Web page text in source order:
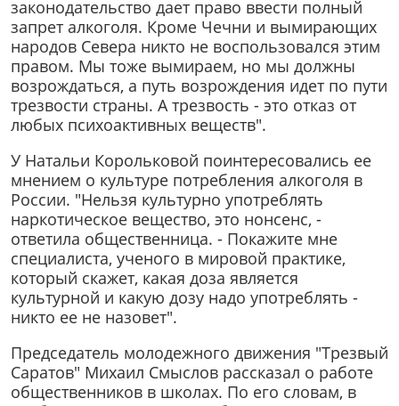
законодательство дает право ввести полный
запрет алкоголя. Кроме Чечни и вымирающих
народов Севера никто не воспользовался этим
правом. Мы тоже вымираем, но мы должны
возрождаться, а путь возрождения идет по пути
трезвости страны. А трезвость - это отказ от
любых психоактивных веществ".
У Натальи Корольковой поинтересовались ее
мнением о культуре потребления алкоголя в
России. "Нельзя культурно употреблять
наркотическое вещество, это нонсенс, -
ответила общественница. - Покажите мне
специалиста, ученого в мировой практике,
который скажет, какая доза является
культурной и какую дозу надо употреблять -
никто ее не назовет".
Председатель молодежного движения "Трезвый
Саратов" Михаил Смыслов рассказал о работе
общественников в школах. По его словам, в